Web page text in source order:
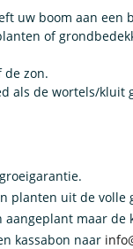
uw boom aan een
of
de zon.
als de wortels/kluit
planten uit de
maar
kassabon naar